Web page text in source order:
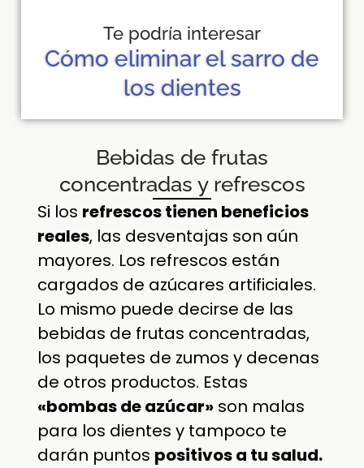
Te podría interesar
Cómo eliminar el sarro de
los dientes
Bebidas de frutas
concentradas y refrescos
Si los refrescos tienen beneficios
reales, las desventajas son aún
mayores. Los refrescos están
cargados de azúcares artificiales.
Lo mismo puede decirse de las
bebidas de frutas concentradas,
los paquetes de zumos y decenas
de otros productos. Estas
«bombas de azúcar» son malas
para los dientes y tampoco te
darán puntos positivos a tu salud.